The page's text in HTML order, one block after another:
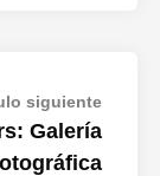
siguienteArtículo
Galería